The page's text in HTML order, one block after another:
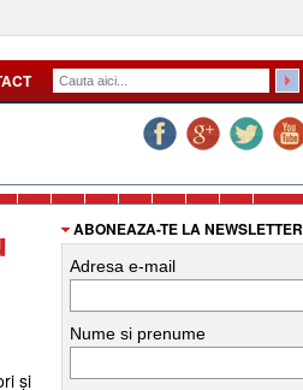
și
ABONEAZA-TE LA NEWSLETTER
Adresa e-mail
Nume si prenume